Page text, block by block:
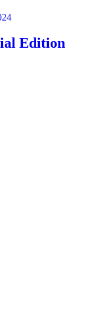
Edition